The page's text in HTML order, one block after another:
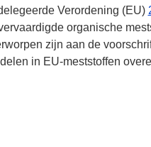
Verordening (EU)
organische
zijn aan de
in EU-meststoffen